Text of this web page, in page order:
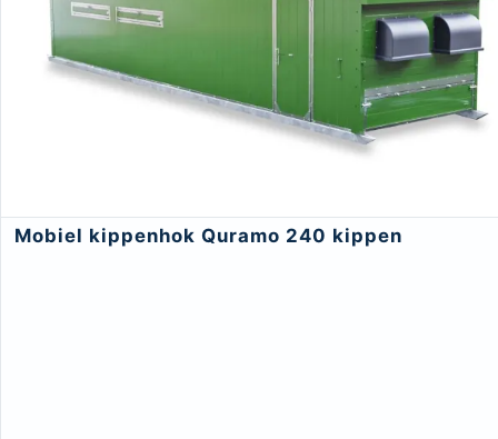
Mobiel kippenhok Quramo 240 kippen